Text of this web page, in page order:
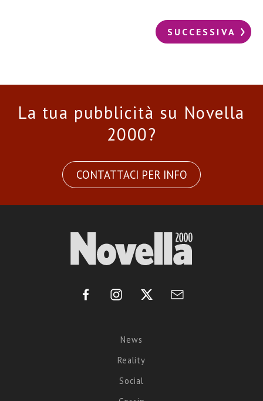
SUCCESSIVA
La tua pubblicità su Novella
2000?
CONTATTACI PER INFO
News
Reality
Social